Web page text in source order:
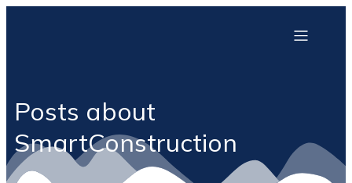
Posts about
SmartConstruction